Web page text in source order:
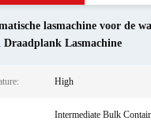
lasmachine voor de
Lasmachine
High
Intermediate Bulk